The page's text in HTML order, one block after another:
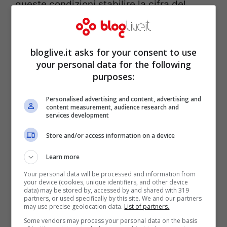
queste condizioni stabilire la cifra del
risarcimento dovuto dall’organizzazione
dell’Heineken Jammin Festival alla città
veneta.
Solamente 80.000 gli spettatoriche
bloglive.it asks for your consent to use
your personal data for the following
purposes:
Personalised advertising and content, advertising and
content measurement, audience research and
services development
Store and/or access information on a device
Learn more
Your personal data will be processed and information from
your device (cookies, unique identifiers, and other device
data) may be stored by, accessed by and shared with 319
partners, or used specifically by this site. We and our partners
may use precise geolocation data. List of partners.
Some vendors may process your personal data on the basis